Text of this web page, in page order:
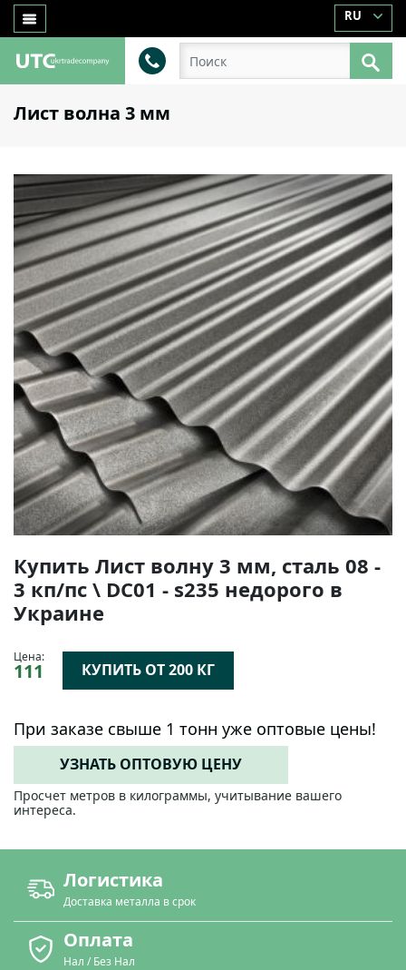
RU
Лист волна 3 мм
Купить Лист волну 3 мм, сталь 08 -
3 кп/пс \ DC01 - s235 недорого в
Украине
Цена:
111 КУПИТЬ ОТ 200 КГ
При заказе свыше 1 тонн уже оптовые цены!
УЗНАТЬ ОПТОВУЮ ЦЕНУ
Просчет метров в килограммы, учитывание вашего
интереса.
Логистика
Доставка металла в срок
Оплата
Нал / Без Нал